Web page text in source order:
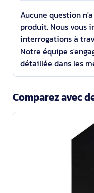
Aucune question
produit. Nous vous
interrogations à
Notre équipe
détaillée dans les
Comparez avec